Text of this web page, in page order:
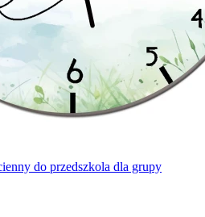
do przedszkola dla grupy